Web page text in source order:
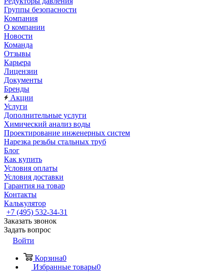
Группы безопасности
Компания
О компании
Новости
Команда
Отзывы
Карьера
Лицензии
Документы
Бренды
Акции
Услуги
Дополнительные услуги
Химический анализ воды
Проектирование инженерных систем
Нарезка резьбы стальных труб
Блог
Как купить
Условия оплаты
Условия доставки
Гарантия на товар
Контакты
Калькулятор
+7 (495) 532‑34‑31
Заказать звонок
Задать вопрос
Войти
Корзина0
Избранные товары0